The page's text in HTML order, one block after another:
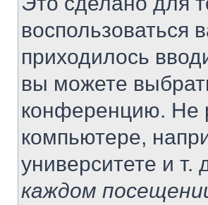
воспользоваться
приходилось
вы можете
конференцию. Не
компьютере,
университете и т.
каждом